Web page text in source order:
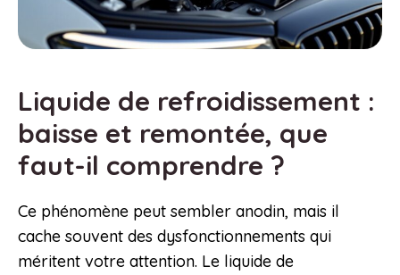
Liquide de refroidissement :
baisse et remontée, que
faut-il comprendre ?
Ce phénomène peut sembler anodin, mais il
cache souvent des dysfonctionnements qui
méritent votre attention. Le liquide de